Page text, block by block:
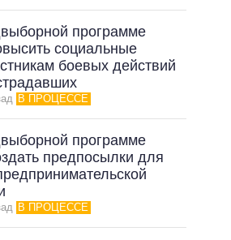
программе
социальные
боевых действий
В ПРОЦЕССЕ
программе
предпосылки для
В ПРОЦЕССЕ